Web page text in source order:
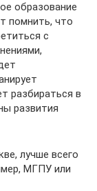
образование
помнить, что
с
разбираться в
развития
лучше всего
МГПУ или